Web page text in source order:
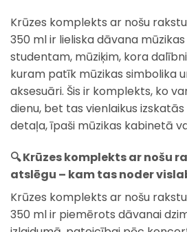
Krūzes komplekts ar nošu
350 ml ir lieliska dāvana
studentam, mūziķim, kora
kuram patīk mūzikas simbolika
aksesuāri. Šis ir komplekts, ko
dienu, bet tas vienlaikus
detaļa, īpaši mūzikas kabinetā
🔍 Krūzes komplekts ar nošu
atslēgu – kam tas noder
Krūzes komplekts ar nošu
350 ml ir piemērots dāvanai